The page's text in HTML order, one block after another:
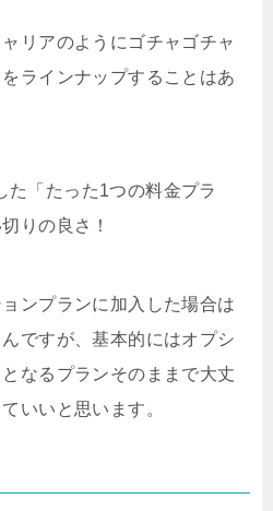
リアのようにゴチャゴチャ
ラインナップすることはあ
た「たった1つの料金プラ
りの良さ！
ンプランに加入した場合は
ですが、基本的にはオプシ
なるプランそのままで大丈
いいと思います。